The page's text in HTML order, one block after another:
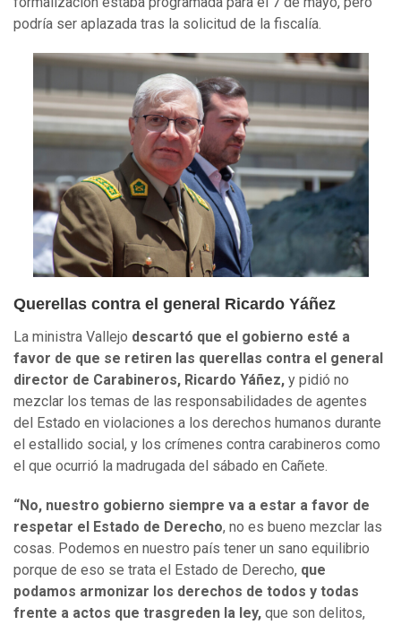
podría ser aplazada tras la solicitud de la fiscalía.
Querellas contra el general Ricardo Yáñez
La ministra Vallejo descartó que el gobierno esté a
favor de que se retiren las querellas contra el general
director de Carabineros, Ricardo Yáñez, y pidió no
mezclar los temas de las responsabilidades de agentes
del Estado en violaciones a los derechos humanos durante
el estallido social, y los crímenes contra carabineros como
el que ocurrió la madrugada del sábado en Cañete.
“No, nuestro gobierno siempre va a estar a favor de
respetar el Estado de Derecho, no es bueno mezclar las
cosas. Podemos en nuestro país tener un sano equilibrio
porque de eso se trata el Estado de Derecho, que
podamos armonizar los derechos de todos y todas
frente a actos que trasgreden la ley, que son delitos,